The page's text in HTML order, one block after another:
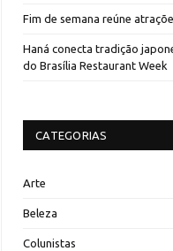
Fim de semana reúne
Haná conecta tradição
do Brasília Restaurant Week
CATEGORIAS
Arte
Beleza
Colunistas